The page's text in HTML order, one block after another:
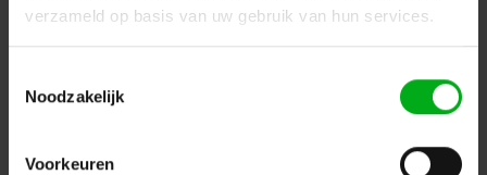
verzameld op basis van uw gebruik van hun services.
Noodzakelijk
Voorkeuren
Dé specialist podiumtechniek; van schets naar uitvoering
Zaandam